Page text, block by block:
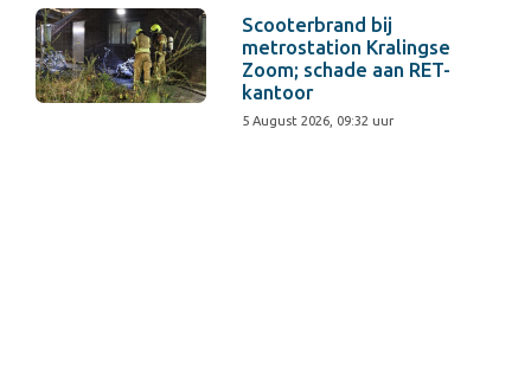
Scooterbrand bij
metrostation Kralingse
Zoom; schade aan RET-
kantoor
5 August 2026, 09:32 uur